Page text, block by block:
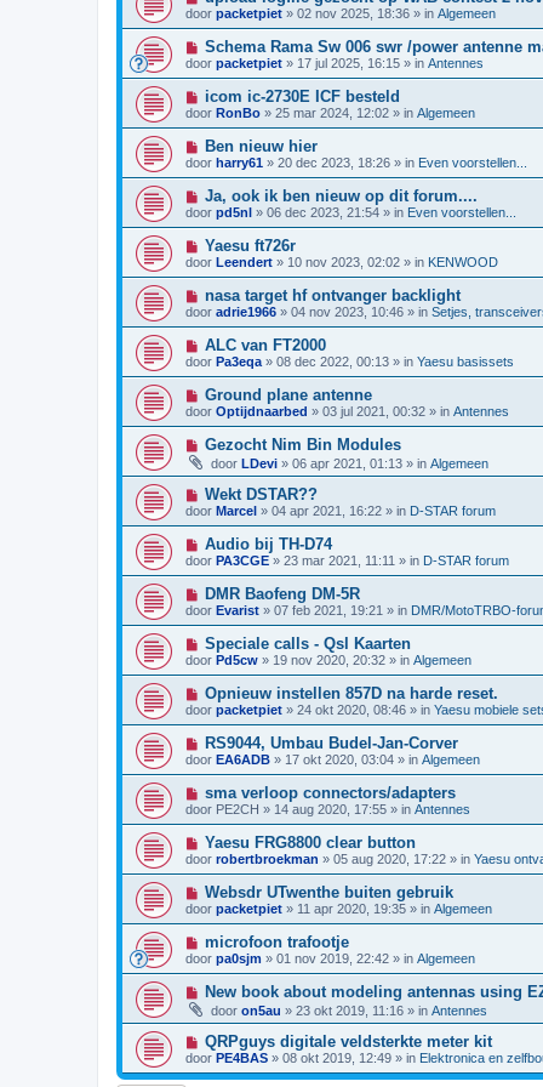
i
c
h
b
e
i
c
h
i
e
u
w
b
e
i
c
h
door packetpiet » 02 nov 2025, 18:36 » in Algemeen
N
i
e
u
w
b
e
i
c
Schema Rama Sw 006 swr /power antenne
door packetpiet » 17 jul 2025, 16:15 » in Antennes
N
i
e
u
w
b
e
i
c
h
icom ic-2730E ICF besteld
door RonBo » 25 mar 2024, 12:02 » in Algemeen
N
i
e
w
b
e
i
c
Ben nieuw hier
door harry61 » 20 dec 2023, 18:26 » in Even voorstellen...
N
i
e
u
w
b
e
i
c
Ja, ook ik ben nieuw op dit forum....
door pd5nl » 06 dec 2023, 21:54 » in Even voorstellen...
N
i
e
w
b
e
i
c
h
Yaesu ft726r
door Leendert » 10 nov 2023, 02:02 » in KENWOOD
N
i
e
w
b
e
i
c
h
nasa target hf ontvanger backlight
door adrie1966 » 04 nov 2023, 10:46 » in Setjes,
N
i
e
w
b
e
i
c
h
ALC van FT2000
door Pa3eqa » 08 dec 2022, 00:13 » in Yaesu basissets
N
i
e
w
b
e
i
c
Ground plane antenne
door Optijdnaarbed » 03 jul 2021, 00:32 » in Antennes
N
e
u
w
b
e
i
c
h
Gezocht Nim Bin Modules
door LDevi » 06 apr 2021, 01:13 » in Algemeen
N
i
e
w
b
e
i
c
h
Wekt DSTAR??
door Marcel » 04 apr 2021, 16:22 » in D-STAR forum
N
i
e
u
w
b
e
i
c
h
Audio bij TH-D74
door PA3CGE » 23 mar 2021, 11:11 » in D-STAR forum
N
i
e
u
w
b
e
i
c
h
DMR Baofeng DM-5R
door Evarist » 07 feb 2021, 19:21 » in DMR/MotoTRBO-
N
i
e
w
b
e
i
c
Speciale calls - Qsl Kaarten
door Pd5cw » 19 nov 2020, 20:32 » in Algemeen
N
i
e
u
w
b
e
i
c
h
Opnieuw instellen 857D na harde reset.
door packetpiet » 24 okt 2020, 08:46 » in Yaesu mobiele
N
i
e
w
b
e
i
c
h
RS9044, Umbau Budel-Jan-Corver
door EA6ADB » 17 okt 2020, 03:04 » in Algemeen
N
i
e
u
w
b
e
i
c
sma verloop connectors/adapters
door PE2CH » 14 aug 2020, 17:55 » in Antennes
N
i
e
u
w
b
e
i
c
h
Yaesu FRG8800 clear button
door robertbroekman » 05 aug 2020, 17:22 » in Yaesu
N
i
e
w
b
e
i
c
h
Websdr UTwenthe buiten gebruik
door packetpiet » 11 apr 2020, 19:35 » in Algemeen
N
i
e
u
w
b
e
i
c
microfoon trafootje
door pa0sjm » 01 nov 2019, 22:42 » in Algemeen
N
e
w
b
e
New book about modeling antennas using
door on5au » 23 okt 2019, 11:16 » in Antennes
N
i
e
u
QRPguys digitale veldsterkte meter kit
door PE4BAS » 08 okt 2019, 12:49 » in Elektronica en